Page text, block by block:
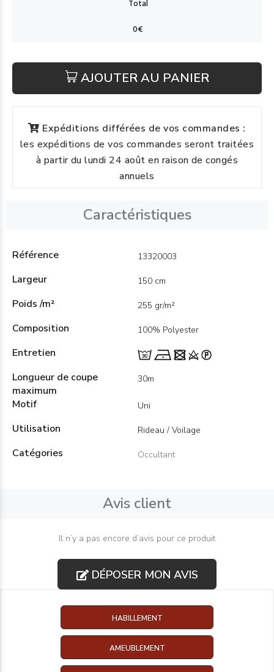
AJOUTER AU PANIER
Expéditions différées de vos commandes :
les expéditions de vos commandes seront traitées
à partir du lundi 24 août en raison de congés
annuels
Caractéristiques
Référence 13320003
Largeur 150 cm
Poids /m² 255 gr/m²
Composition 100% Polyester
Entretien
Longueur de coupe
maximum
30m
Motif Uni
Utilisation Rideau / Voilage
Catégories Occultant
Avis client
Il n’y a pas encore d’avis pour ce produit
DÉPOSER MON AVIS
HABILLEMENT
AMEUBLEMENT